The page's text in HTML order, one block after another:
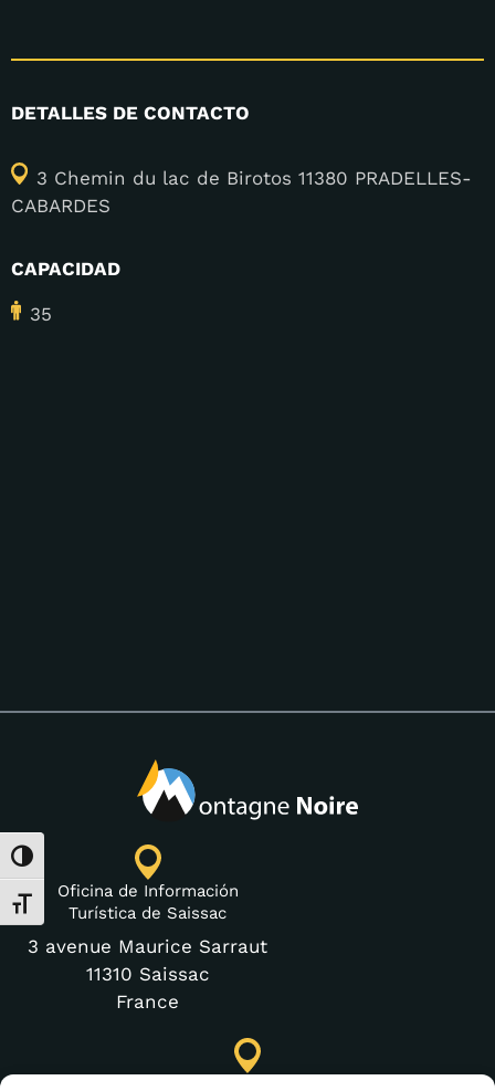
Alternar alto contraste
Alternar tamaño de letra
DETALLES DE CONTACTO
3 Chemin du lac de Birotos 11380 PRADELLES-
CABARDES
CAPACIDAD
35
Oficina de Información
Turística de Saissac
3 avenue Maurice Sarraut
11310 Saissac
France